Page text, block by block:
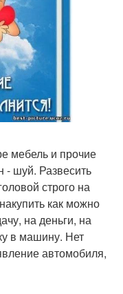
мебель и прочие
- шуй. Развесить
строго на
как можно
на деньги, на
в машину. Нет
автомобиля,